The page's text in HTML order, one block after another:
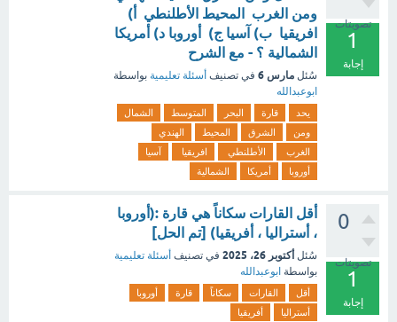
تصويتات
1
إجابة
ومن الغرب المحيط الأطلنطي أ)
افريقيا ب) آسيا ج) أوروبا د) أمريكا
الشمالية ؟ - مع الشرح
سُئل مارس 6 في تصنيف أسئلة تعليمية بواسطة
ابوعبدالله
يحد قارة البحر المتوسط
الشمال
ومن
الشرق المحيط
الهندي
الغرب
الأطلنطي افريقيا
آسيا
أوروبا
أمريكا الشمالية
0
تصويتات
1
إجابة
أقل القارات سكاناً هي قارة :(أوروبا
، أستراليا ، أفريقيا) [تم الحل]
سُئل أكتوبر 26، 2025 في تصنيف أسئلة تعليمية
بواسطة ابوعبدالله
أقل القارات سكاناً قارة
أوروبا
أستراليا
أفريقيا